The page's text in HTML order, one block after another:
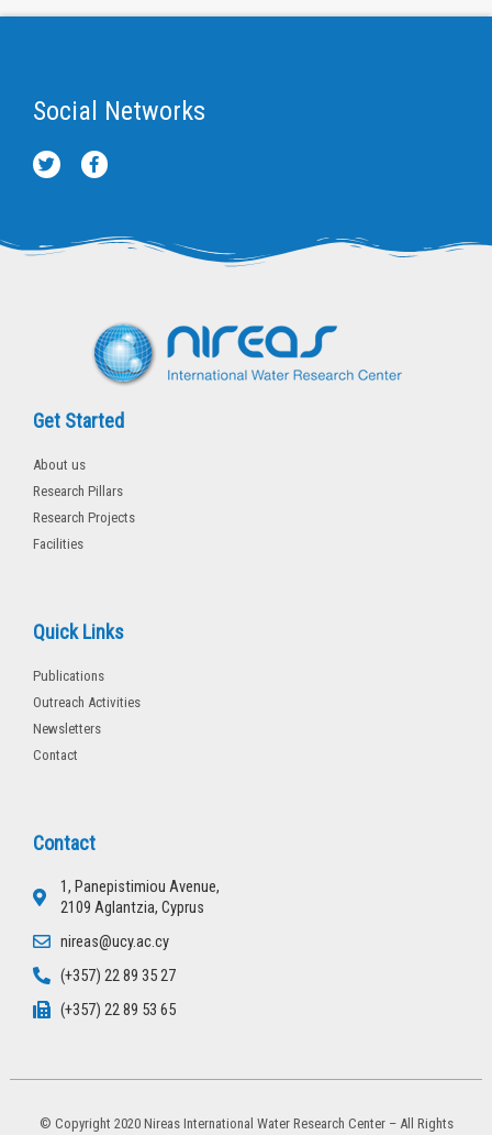
Social Networks
T
w
r
F
a
o
Get Started
About us
Research Pillars
Research Projects
Facilities
Quick Links
Publications
Outreach Activities
Newsletters
Contact
Contact
1, Panepistimiou Avenue,
2109 Aglantzia, Cyprus
nireas@ucy.ac.cy
(+357) 22 89 35 27
(+357) 22 89 53 65
© Copyright 2020 Nireas International Water Research Center – All Rights